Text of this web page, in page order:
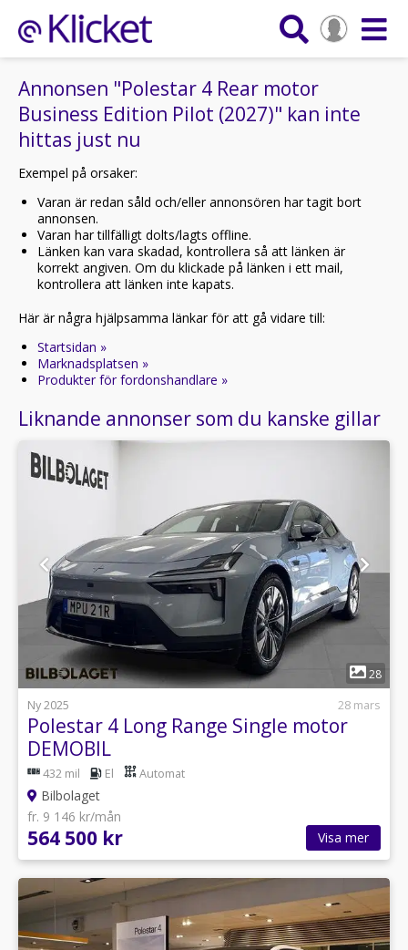
Annonsen "Polestar 4 Rear motor
Business Edition Pilot (2027)" kan inte
hittas just nu
Exempel på orsaker:
Varan är redan såld och/eller annonsören har tagit bort
annonsen.
Varan har tillfälligt dolts/lagts offline.
Länken kan vara skadad, kontrollera så att länken är
korrekt angiven. Om du klickade på länken i ett mail,
kontrollera att länken inte kapats.
Här är några hjälpsamma länkar för att gå vidare till:
Startsidan »
Marknadsplatsen »
Produkter för fordonshandlare »
Liknande annonser som du kanske gillar
28
Ny 2025
28 mars
Polestar 4 Long Range Single motor
DEMOBIL
432 mil El Automat
Bilbolaget
fr. 9 146 kr/mån
564 500 kr Visa mer